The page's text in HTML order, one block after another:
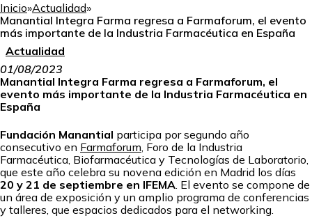
Inicio»Actualidad»
Manantial Integra Farma regresa a Farmaforum, el evento
más importante de la Industria Farmacéutica en España
Actualidad
01/08/2023
Manantial Integra Farma regresa a Farmaforum, el
evento más importante de la Industria Farmacéutica en
España
Fundación Manantial participa por segundo año
consecutivo en Farmaforum, Foro de la Industria
Farmacéutica, Biofarmacéutica y Tecnologías de Laboratorio,
que este año celebra su novena edición en Madrid los días
20 y 21 de septiembre en IFEMA. El evento se compone de
un área de exposición y un amplio programa de conferencias
y talleres, que espacios dedicados para el networking.